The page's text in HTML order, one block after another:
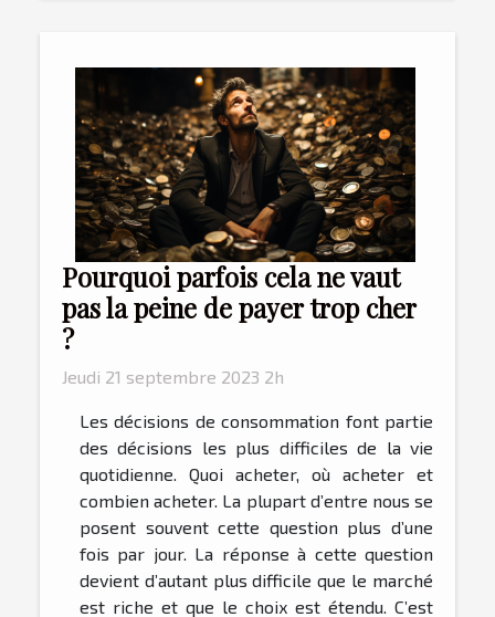
Pourquoi parfois cela ne vaut
pas la peine de payer trop cher
?
Jeudi 21 septembre 2023 2h
Les décisions de consommation font partie
des décisions les plus difficiles de la vie
quotidienne. Quoi acheter, où acheter et
combien acheter. La plupart d’entre nous se
posent souvent cette question plus d’une
fois par jour. La réponse à cette question
devient d’autant plus difficile que le marché
est riche et que le choix est étendu. C’est